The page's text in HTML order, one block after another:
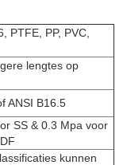
PTFE, PP, PVC,
lengtes op
ANSI B16.5
SS & 0.3 Mpa voor
kunnen